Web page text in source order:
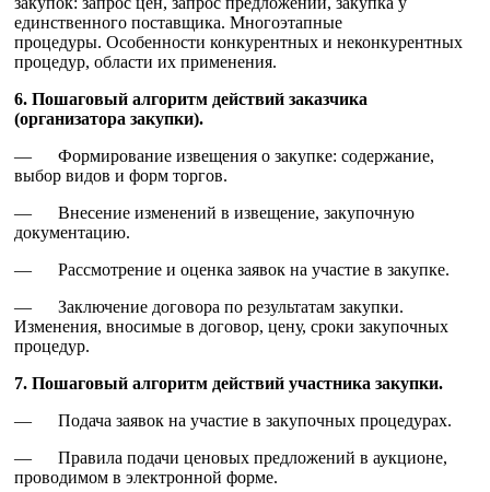
единственного поставщика. Многоэтапные
процедуры. Особенности конкурентных и неконкурентных
процедур, области их применения.
6. Пошаговый алгоритм действий заказчика
(организатора закупки).
— Формирование извещения о закупке: содержание,
выбор видов и форм торгов.
— Внесение изменений в извещение, закупочную
документацию.
— Рассмотрение и оценка заявок на участие в закупке.
— Заключение договора по результатам закупки.
Изменения, вносимые в договор, цену, сроки закупочных
процедур.
7. Пошаговый алгоритм действий участника закупки.
— Подача заявок на участие в закупочных процедурах.
— Правила подачи ценовых предложений в аукционе,
проводимом в электронной форме.